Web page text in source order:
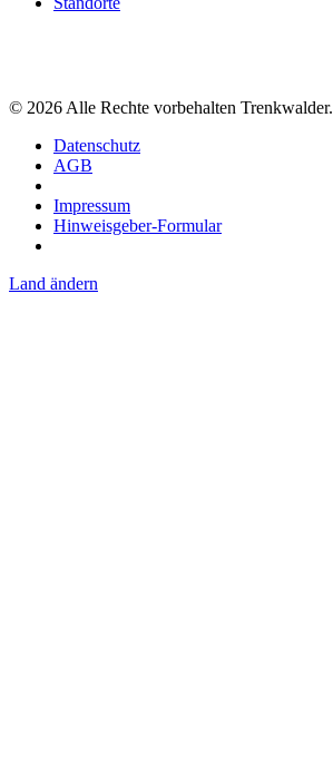
© 2026 Alle Rechte vorbehalten Trenkwalder.
Datenschutz
AGB
Impressum
Hinweisgeber-Formular
Land ändern